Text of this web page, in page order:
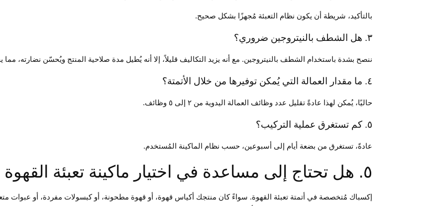
بالتأكيد، شريطة أن يكون نظام التعبئة مُجهزًا بشكل صحيح.
٣. هل الشطف بالنيتروجين ضروري؟
ننصح بشدة باستخدام الشطف بالنيتروجين. مع أنه يزيد التكاليف قليلاً، إلا أنه يُطيل مدة صلاحية المنتج ويُحسّن نضارته،
٤. ما مقدار العمالة التي يُمكن توفيرها من خلال الأتمتة؟
حاليًا، يُمكن لهذا عادةً تقليل عدد وظائف العمالة اليدوية من ٢ إلى ٥ وظائف.
٥. كم تستغرق عملية التركيب؟
عادةً، تستغرق من بضعة أيام إلى أسبوعين، حسب نظام الماكينة المُستخدم.
٥. هل تحتاج إلى مساعدة في اختيار ماكينة تعبئة القهوة المناسبة؟
إكسباك مُتخصصة في أتمتة تعبئة القهوة. سواءً كان منتجك أكياس قهوة، أو قهوة مطحونة، أو كبسولات مفردة، أو عبوات